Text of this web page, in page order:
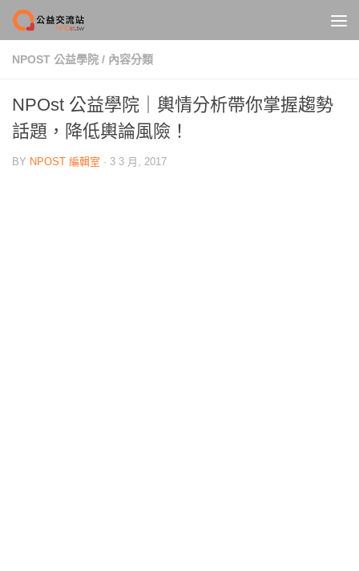
Skip to content
NPOST 公益學院 / 內容分類
NPOst 公益學院｜輿情分析帶你掌握趨勢
話題，降低輿論風險！
BY NPOST 編輯室 · 3 3 月, 2017